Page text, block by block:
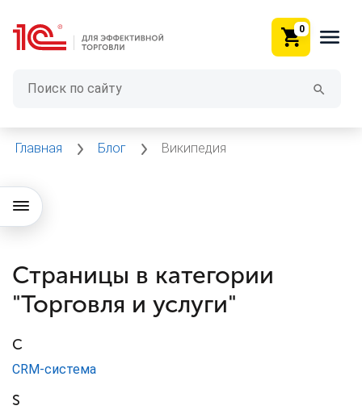
0
Главная Блог Википедия
Страницы в категории
"Торговля и услуги"
C
CRM-система
S